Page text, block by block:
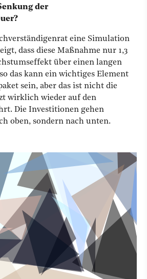
der
eine Simulation
dass diese Maßnahme nur 1,3
über einen langen
das kann ein wichtiges Element
sein, aber das ist nicht die
wirklich wieder auf den
Die Investitionen gehen
oben, sondern nach unten.